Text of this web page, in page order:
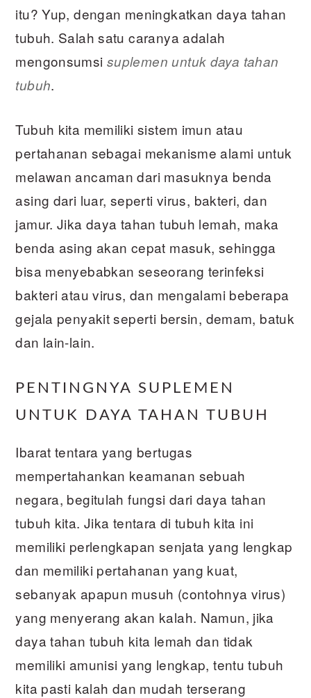
itu? Yup, dengan meningkatkan daya tahan
tubuh. Salah satu caranya adalah
mengonsumsi suplemen untuk daya tahan
tubuh.
Tubuh kita memiliki sistem imun atau
pertahanan sebagai mekanisme alami untuk
melawan ancaman dari masuknya benda
asing dari luar, seperti virus, bakteri, dan
jamur. Jika daya tahan tubuh lemah, maka
benda asing akan cepat masuk, sehingga
bisa menyebabkan seseorang terinfeksi
bakteri atau virus, dan mengalami beberapa
gejala penyakit seperti bersin, demam, batuk
dan lain-lain.
PENTINGNYA SUPLEMEN
UNTUK DAYA TAHAN TUBUH
Ibarat tentara yang bertugas
mempertahankan keamanan sebuah
negara, begitulah fungsi dari daya tahan
tubuh kita. Jika tentara di tubuh kita ini
memiliki perlengkapan senjata yang lengkap
dan memiliki pertahanan yang kuat,
sebanyak apapun musuh (contohnya virus)
yang menyerang akan kalah. Namun, jika
daya tahan tubuh kita lemah dan tidak
memiliki amunisi yang lengkap, tentu tubuh
kita pasti kalah dan mudah terserang